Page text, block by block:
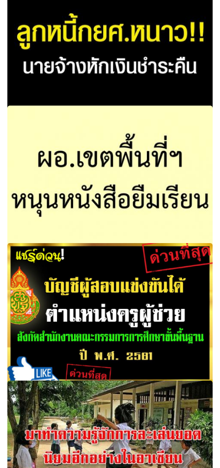
ผอ.เขตพื้นที่ฯหนุนหนังสือยืมเรียน สพป.ขก.1 ชงเริ่มชั้น ป.4
บัญชีผู้สอบแข่งขันได้ ตำแหน่งครูผู้ช่วย สังกัดสำนักงานคณะ
กรรมการการศึกษาขั้นพื้นฐาน ปี พ.ศ. 2561